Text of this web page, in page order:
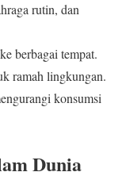
rutin, dan
berbagai tempat.
ramah lingkungan.
konsumsi
Dunia